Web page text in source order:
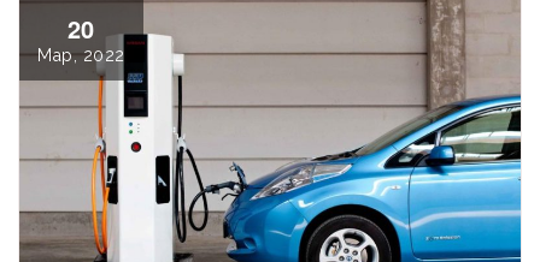
20
Мар, 2022